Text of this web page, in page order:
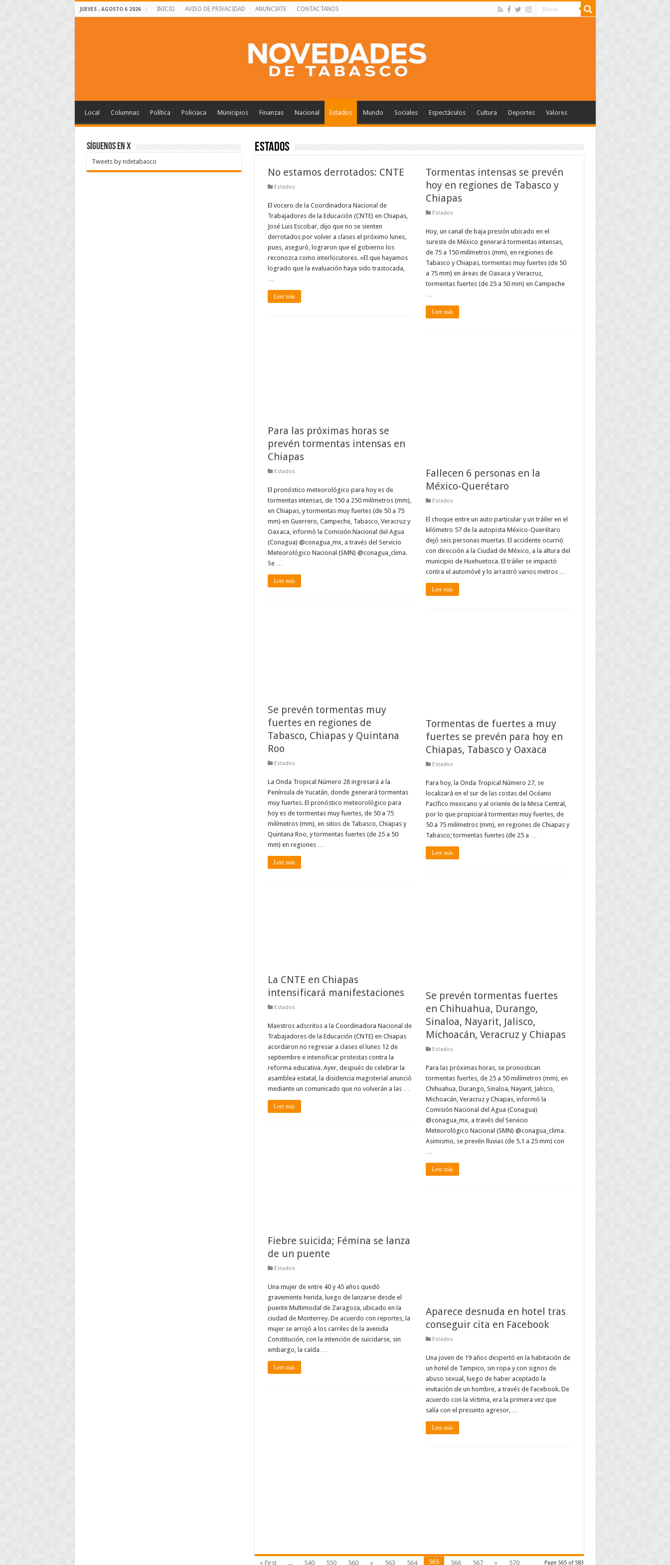
JUEVES , AGOSTO 6 2026 INICIO AVISO DE PRIVACIDAD ANUNCIATE CONTACTANOS
Local Columnas Política Policiaca Municipios Finanzas Nacional Estados Mundo Sociales Espectáculos Cultura Deportes Valores
Estados
No estamos derrotados: CNTE
Estados
El vocero de la Coordinadora Nacional de
Trabajadores de la Educación (CNTE) en Chiapas,
José Luis Escobar, dijo que no se sienten
derrotados por volver a clases el próximo lunes,
pues, aseguró, lograron que el gobierno los
reconozca como interlocutores. «El que hayamos
logrado que la evaluación haya sido trastocada,
Leer más
Tormentas intensas se prevén
hoy en regiones de Tabasco y
Chiapas
Estados
Hoy, un canal de baja presión ubicado en el
sureste de México generará tormentas intensas,
de 75 a 150 milímetros (mm), en regiones de
Tabasco y Chiapas, tormentas muy fuertes (de 50
a 75 mm) en áreas de Oaxaca y Veracruz,
tormentas fuertes (de 25 a 50 mm) en Campeche
Leer más
Para las próximas horas se
prevén tormentas intensas en
Chiapas
Estados
El pronóstico meteorológico para hoy es de
tormentas intensas, de 150 a 250 milímetros (mm),
en Chiapas, y tormentas muy fuertes (de 50 a 75
mm) en Guerrero, Campeche, Tabasco, Veracruz y
Oaxaca, informó la Comisión Nacional del Agua
(Conagua) @conagua_mx, a través del Servicio
Meteorológico Nacional (SMN) @conagua_clima.
Se …
Leer más
Fallecen 6 personas en la
México-Querétaro
Estados
El choque entre un auto particular y un tráiler en el
kilómetro 57 de la autopista México-Querétaro
dejó seis personas muertas. El accidente ocurrió
con dirección a la Ciudad de México, a la altura del
municipio de Huehuetoca. El tráiler se impactó
contra el automóvil y lo arrastró varios metros …
Leer más
Se prevén tormentas muy
fuertes en regiones de
Tabasco, Chiapas y Quintana
Roo
Estados
La Onda Tropical Número 28 ingresará a la
Península de Yucatán, donde generará tormentas
muy fuertes. El pronóstico meteorológico para
hoy es de tormentas muy fuertes, de 50 a 75
milímetros (mm), en sitios de Tabasco, Chiapas y
Quintana Roo, y tormentas fuertes (de 25 a 50
mm) en regiones …
Leer más
Tormentas de fuertes a muy
fuertes se prevén para hoy en
Chiapas, Tabasco y Oaxaca
Estados
Para hoy, la Onda Tropical Número 27, se
localizará en el sur de las costas del Océano
Pacífico mexicano y al oriente de la Mesa Central,
por lo que propiciará tormentas muy fuertes, de
50 a 75 milímetros (mm), en regiones de Chiapas y
Tabasco; tormentas fuertes (de 25 a …
Leer más
La CNTE en Chiapas
intensificará manifestaciones
Estados
Maestros adscritos a la Coordinadora Nacional de
Trabajadores de la Educación (CNTE) en Chiapas
acordaron no regresar a clases el lunes 12 de
septiembre e intensificar protestas contra la
reforma educativa. Ayer, después de celebrar la
asamblea estatal, la disidencia magisterial anunció
mediante un comunicado que no volverán a las …
Leer más
Se prevén tormentas fuertes
en Chihuahua, Durango,
Sinaloa, Nayarit, Jalisco,
Michoacán, Veracruz y Chiapas
Estados
Para las próximas horas, se pronostican
tormentas fuertes, de 25 a 50 milímetros (mm), en
Chihuahua, Durango, Sinaloa, Nayarit, Jalisco,
Michoacán, Veracruz y Chiapas, informó la
Comisión Nacional del Agua (Conagua)
@conagua_mx, a través del Servicio
Meteorológico Nacional (SMN) @conagua_clima.
Asimismo, se prevén lluvias (de 5.1 a 25 mm) con
Leer más
Fiebre suicida; Fémina se lanza
de un puente
Estados
Una mujer de entre 40 y 45 años quedó
gravemente herida, luego de lanzarse desde el
puente Multimodal de Zaragoza, ubicado en la
ciudad de Monterrey. De acuerdo con reportes, la
mujer se arrojó a los carriles de la avenida
Constitución, con la intención de suicidarse, sin
embargo, la caída …
Leer más
Aparece desnuda en hotel tras
conseguir cita en Facebook
Estados
Una joven de 19 años despertó en la habitación de
un hotel de Tampico, sin ropa y con signos de
abuso sexual, luego de haber aceptado la
invitación de un hombre, a través de Facebook. De
acuerdo con la víctima, era la primera vez que
salía con el presunto agresor, …
Leer más
Page 565 of 583
« First ... 540 550 560 « 563 564 565 566 567 » 570
SÍGUENOS EN X
Tweets by ndetabasco